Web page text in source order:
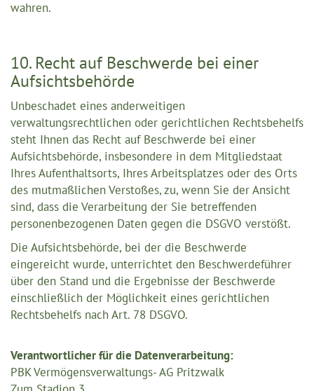
wahren.
10. Recht auf Beschwerde bei einer
Aufsichtsbehörde
Unbeschadet eines anderweitigen
verwaltungsrechtlichen oder gerichtlichen Rechtsbehelfs
steht Ihnen das Recht auf Beschwerde bei einer
Aufsichtsbehörde, insbesondere in dem Mitgliedstaat
Ihres Aufenthaltsorts, Ihres Arbeitsplatzes oder des Orts
des mutmaßlichen Verstoßes, zu, wenn Sie der Ansicht
sind, dass die Verarbeitung der Sie betreffenden
personenbezogenen Daten gegen die DSGVO verstößt.
Die Aufsichtsbehörde, bei der die Beschwerde
eingereicht wurde, unterrichtet den Beschwerdeführer
über den Stand und die Ergebnisse der Beschwerde
einschließlich der Möglichkeit eines gerichtlichen
Rechtsbehelfs nach Art. 78 DSGVO.
Verantwortlicher für die Datenverarbeitung:
PBK Vermögensverwaltungs- AG Pritzwalk